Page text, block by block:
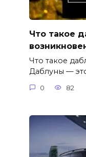
Что такое
Что такое
Даблуны —
0 82